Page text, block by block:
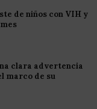
de niños con VIH y
clara advertencia
marco de su